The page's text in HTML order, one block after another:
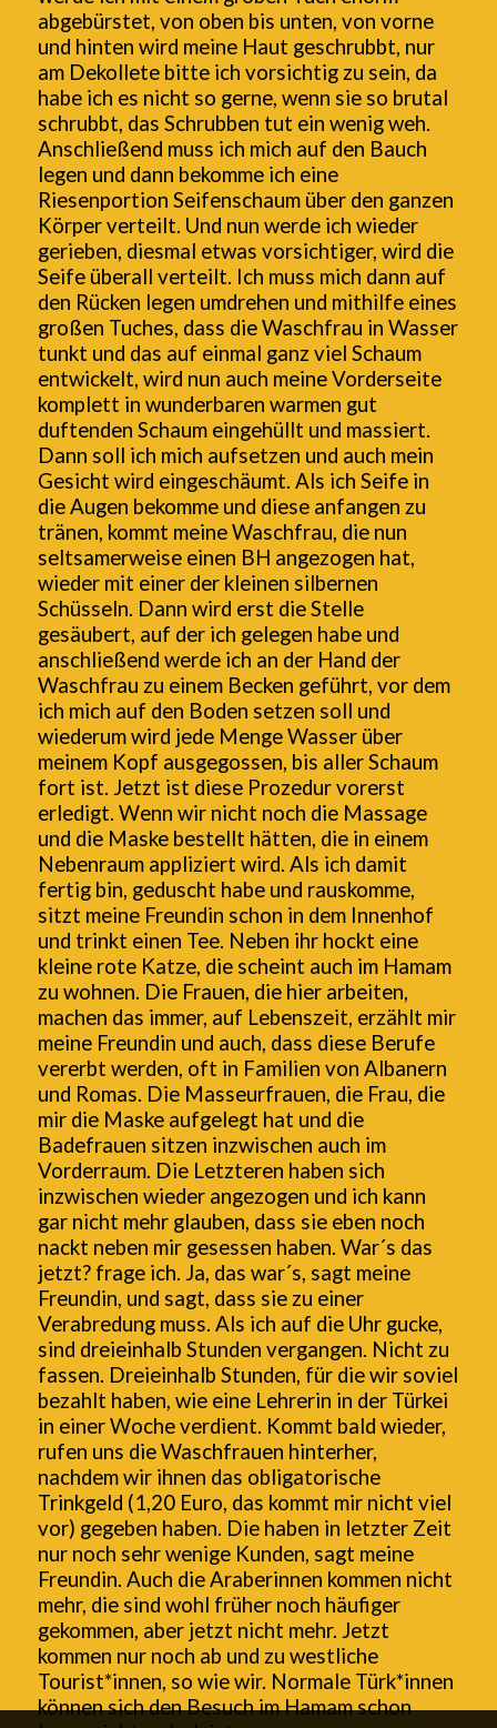
abgebürstet, von oben bis unten, von vorne
und hinten wird meine Haut geschrubbt, nur
am Dekollete bitte ich vorsichtig zu sein, da
habe ich es nicht so gerne, wenn sie so brutal
schrubbt, das Schrubben tut ein wenig weh.
Anschließend muss ich mich auf den Bauch
legen und dann bekomme ich eine
Riesenportion Seifenschaum über den ganzen
Körper verteilt. Und nun werde ich wieder
gerieben, diesmal etwas vorsichtiger, wird die
Seife überall verteilt. Ich muss mich dann auf
den Rücken legen umdrehen und mithilfe eines
großen Tuches, dass die Waschfrau in Wasser
tunkt und das auf einmal ganz viel Schaum
entwickelt, wird nun auch meine Vorderseite
komplett in wunderbaren warmen gut
duftenden Schaum eingehüllt und massiert.
Dann soll ich mich aufsetzen und auch mein
Gesicht wird eingeschäumt. Als ich Seife in
die Augen bekomme und diese anfangen zu
tränen, kommt meine Waschfrau, die nun
seltsamerweise einen BH angezogen hat,
wieder mit einer der kleinen silbernen
Schüsseln. Dann wird erst die Stelle
gesäubert, auf der ich gelegen habe und
anschließend werde ich an der Hand der
Waschfrau zu einem Becken geführt, vor dem
ich mich auf den Boden setzen soll und
wiederum wird jede Menge Wasser über
meinem Kopf ausgegossen, bis aller Schaum
fort ist. Jetzt ist diese Prozedur vorerst
erledigt. Wenn wir nicht noch die Massage
und die Maske bestellt hätten, die in einem
Nebenraum appliziert wird. Als ich damit
fertig bin, geduscht habe und rauskomme,
sitzt meine Freundin schon in dem Innenhof
und trinkt einen Tee. Neben ihr hockt eine
kleine rote Katze, die scheint auch im Hamam
zu wohnen. Die Frauen, die hier arbeiten,
machen das immer, auf Lebenszeit, erzählt mir
meine Freundin und auch, dass diese Berufe
vererbt werden, oft in Familien von Albanern
und Romas. Die Masseurfrauen, die Frau, die
mir die Maske aufgelegt hat und die
Badefrauen sitzen inzwischen auch im
Vorderraum. Die Letzteren haben sich
inzwischen wieder angezogen und ich kann
gar nicht mehr glauben, dass sie eben noch
nackt neben mir gesessen haben. War´s das
jetzt? frage ich. Ja, das war´s, sagt meine
Freundin, und sagt, dass sie zu einer
Verabredung muss. Als ich auf die Uhr gucke,
sind dreieinhalb Stunden vergangen. Nicht zu
fassen. Dreieinhalb Stunden, für die wir soviel
bezahlt haben, wie eine Lehrerin in der Türkei
in einer Woche verdient. Kommt bald wieder,
rufen uns die Waschfrauen hinterher,
nachdem wir ihnen das obligatorische
Trinkgeld (1,20 Euro, das kommt mir nicht viel
vor) gegeben haben. Die haben in letzter Zeit
nur noch sehr wenige Kunden, sagt meine
Freundin. Auch die Araberinnen kommen nicht
mehr, die sind wohl früher noch häufiger
gekommen, aber jetzt nicht mehr. Jetzt
kommen nur noch ab und zu westliche
Tourist*innen, so wie wir. Normale Türk*innen
können sich den Besuch im Hamam schon